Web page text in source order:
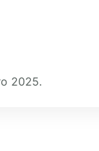
2025.